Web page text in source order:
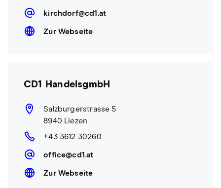
kirchdorf@cd1.at
Zur Webseite
CD1 HandelsgmbH
Salzburgerstrasse 5
8940 Liezen
+43 3612 30260
office@cd1.at
Zur Webseite